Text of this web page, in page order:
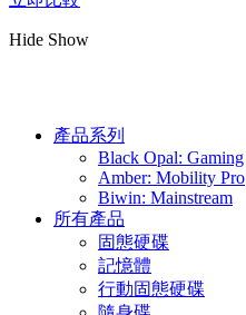
Hide Show
產品系列
Black Opal: Gaming
Amber: Mobility Pro
Biwin: Mainstream
所有產品
固態硬碟
記憶體
行動固態硬碟